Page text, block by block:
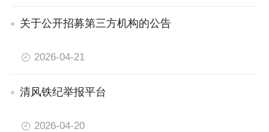
关于公开招募第三方机构的公告
2026-04-21
清风铁纪举报平台
2026-04-20